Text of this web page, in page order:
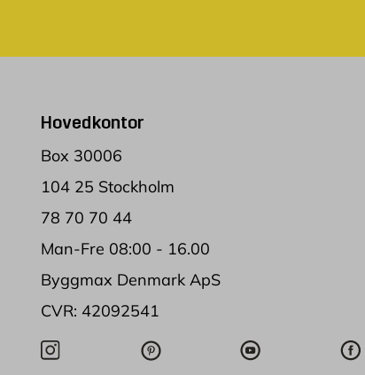
Hovedkontor
Box 30006
104 25 Stockholm
78 70 70 44
Man-Fre 08:00 - 16.00
Byggmax Denmark ApS
CVR: 42092541